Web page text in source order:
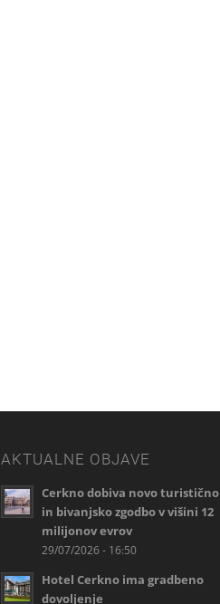
AKTUALNE OBJAVE
Cerkno dobiva novo turistično
in bivanjsko zgodbo v višini 12
milijonov evrov
29/07/2026 - 16:50
Hotel Cerkno ima gradbeno
dovoljenje